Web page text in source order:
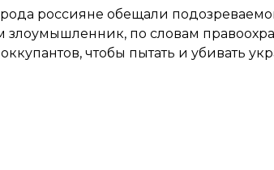
россияне обещали
по словам
чтобы пытать и убивать